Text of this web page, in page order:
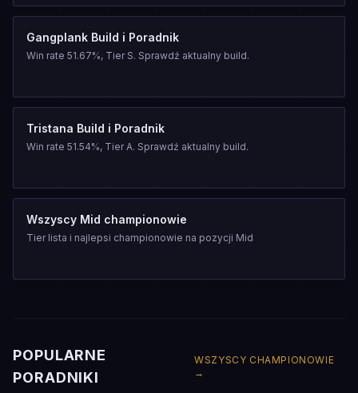
Gangplank Build i Poradnik
Win rate 51.67%, Tier S. Sprawdź aktualny build.
Tristana Build i Poradnik
Win rate 51.54%, Tier A. Sprawdź aktualny build.
Wszyscy Mid championowie
Tier lista i najlepsi championowie na pozycji Mid
POPULARNE
PORADNIKI
WSZYSCY CHAMPIONOWIE
→